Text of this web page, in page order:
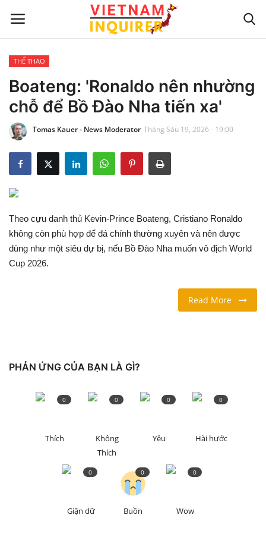
Trang chủ
Liên hệ
TIN TỨC THẾ GIỚI
CẬP NHẬT
CÔNG NGHỆ
SỰ GIẢI TRÍ
Vietnamese
THỂ THAO
Boateng: 'Ronaldo nên nhường
chỗ để Bồ Đào Nha tiến xa'
Tomas Kauer - News Moderator Tháng Sáu 19, 2026 - 19:00
Theo cựu danh thủ Kevin-Prince Boateng, Cristiano Ronaldo
không còn phù hợp để đá chính thường xuyên và nên được
dùng như một siêu dự bị, nếu Bồ Đào Nha muốn vô địch World
Cup 2026.
Read More
PHẢN ỨNG CỦA BẠN LÀ GÌ?
Thích
0
Không
Thích
0
Yêu
0
Hài hước
0
Giận dữ
0
Buồn
0
Wow
0